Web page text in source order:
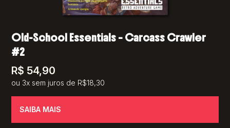
Old-School Essentials – Carcass Crawler
#2
R$ 54,90
ou 3x sem juros de R$18,30
SAIBA MAIS